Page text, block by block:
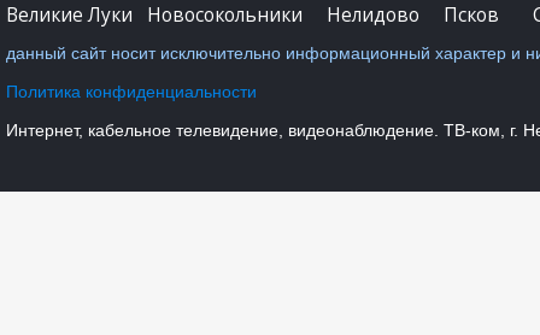
Великие Луки Новосокольники Нелидово Псков
данный сайт носит исключительно информационный характер и
Политика конфиденциальности
Интернет, кабельное телевидение, видеонаблюдение. ТВ-ком,